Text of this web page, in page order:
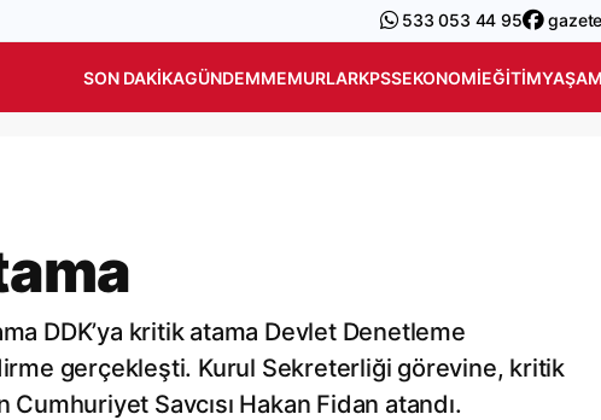
533 053 44 95
SON DAKIKAGÜNDEMMEMURLARKPSSEKONOMIEĞITIMYAŞAM
DDK’ya kritik atama Devlet Denetleme
gerçekleşti. Kurul Sekreterliği görevine, kritik
Savcısı Hakan Fidan atandı.